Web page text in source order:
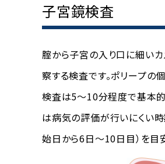
子宮鏡検査
腟から子宮の入り口に細いカ
察する検査です。ポリープの
検査は5～10分程度で基本
は病気の評価が行いにくい
始日から6日～10日目）を目